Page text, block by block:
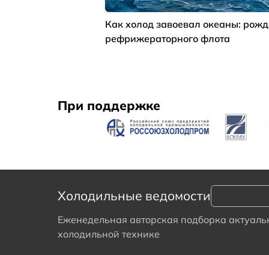
Как холод завоевал океаны:
рефрижераторного флота
При поддержке
Холодильные ведомости
Еженедельная авторская подборка
холодильной технике